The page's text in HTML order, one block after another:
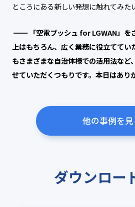
ところにある新しい発想に触れてみた
「空電プッシュ for LGWAN」
上はもちろん、広く業務に役立てて
もさまざまな自治体様での活用法など
せていただくつもりです。本日はあり
他の事例を見
ダウンロー